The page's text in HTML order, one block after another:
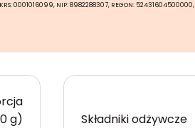
0001016099, NIP: 8982288307, REGON: 52431604500000,
g)
Składniki odżywcze